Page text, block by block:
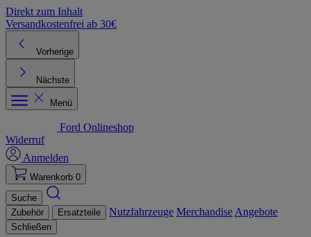
Direkt zum Inhalt
Versandkostenfrei ab 30€
Vorherige
Nächste
Menü
Ford Onlineshop
Widerruf
Anmelden
Warenkorb 0
Suche
Zubehör
Ersatzteile Nutzfahrzeuge Merchandise Angebote
Schließen